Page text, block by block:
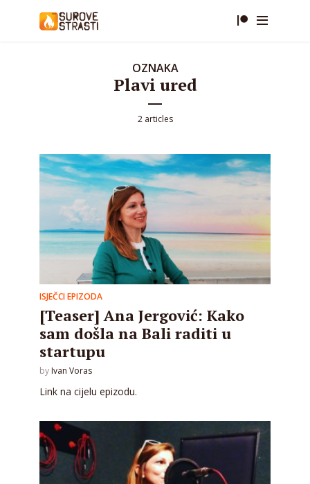
OZNAKA
Plavi ured
2 articles
ISJEČCI EPIZODA
[Teaser] Ana Jergović: Kako
sam došla na Bali raditi u
startupu
by Ivan Voras
Link na cijelu epizodu.